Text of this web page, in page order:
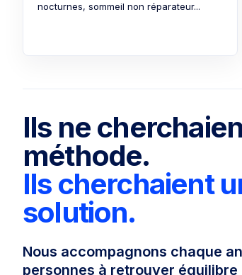
nocturnes, sommeil non réparateur...
Ils ne
méthode.
Ils cherchaient
solution.
Nous accompagnons chaque
personnes à retrouver